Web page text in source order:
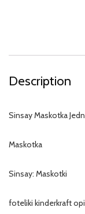
Description
Sinsay Maskotka
Maskotka
Sinsay: Maskotki
foteliki kinderkraft